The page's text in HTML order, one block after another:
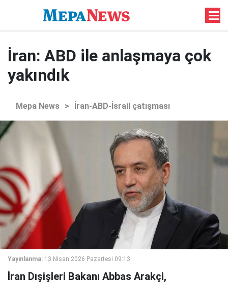
İran: ABD ile anlaşmaya çok
yakındık
Mepa News > İran-ABD-İsrail çatışması
Yayınlanma: 13 Nisan 2026 Pazartesi 09:13
İran Dışişleri Bakanı Abbas Arakçi,